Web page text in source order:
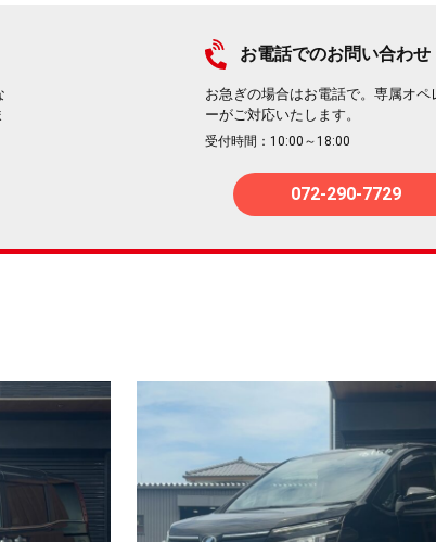
お電話でのお問い合わせ
お急ぎの場合はお電話で。専属オペ
ーがご対応いたします。
受付時間：10:00～18:00
072-290-7729